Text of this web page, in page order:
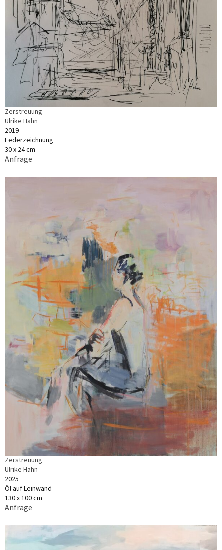
Zerstreuung
Ulrike Hahn
2019
Federzeichnung
30 x 24 cm
Anfrage
Zerstreuung
Ulrike Hahn
2025
Öl auf Leinwand
130 x 100 cm
Anfrage